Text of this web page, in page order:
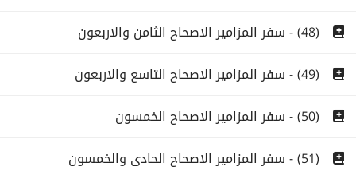
(48) - سفر المزامير الاصحاح الثامن والاربعون
(49) - سفر المزامير الاصحاح التاسع والاربعون
(50) - سفر المزامير الاصحاح الخمسون
(51) - سفر المزامير الاصحاح الحادى والخمسون